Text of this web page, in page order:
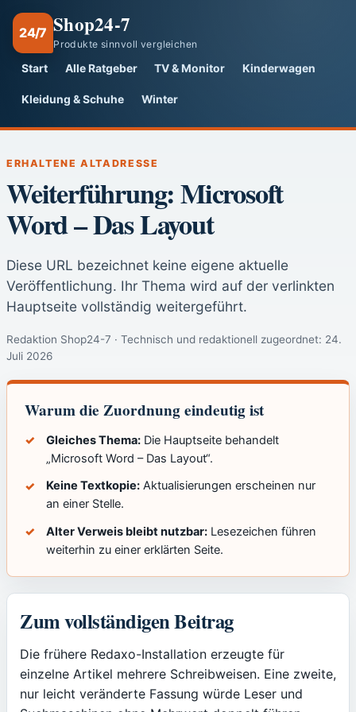
24/7 Shop24-7
Produkte sinnvoll vergleichen
Start Alle Ratgeber TV & Monitor Kinderwagen
Kleidung & Schuhe Winter
ERHALTENE ALTADRESSE
Weiterführung: Microsoft
Word – Das Layout
Diese URL bezeichnet keine eigene aktuelle
Veröffentlichung. Ihr Thema wird auf der verlinkten
Hauptseite vollständig weitergeführt.
Redaktion Shop24-7 · Technisch und redaktionell zugeordnet: 24.
Juli 2026
Warum die Zuordnung eindeutig ist
Gleiches Thema:Die Hauptseite behandelt
„Microsoft Word – Das Layout“.
Keine Textkopie:Aktualisierungen erscheinen nur
an einer Stelle.
Alter Verweis bleibt nutzbar:Lesezeichen führen
weiterhin zu einer erklärten Seite.
Zum vollständigen Beitrag
Die frühere Redaxo-Installation erzeugte für
einzelne Artikel mehrere Schreibweisen. Eine zweite,
nur leicht veränderte Fassung würde Leser und